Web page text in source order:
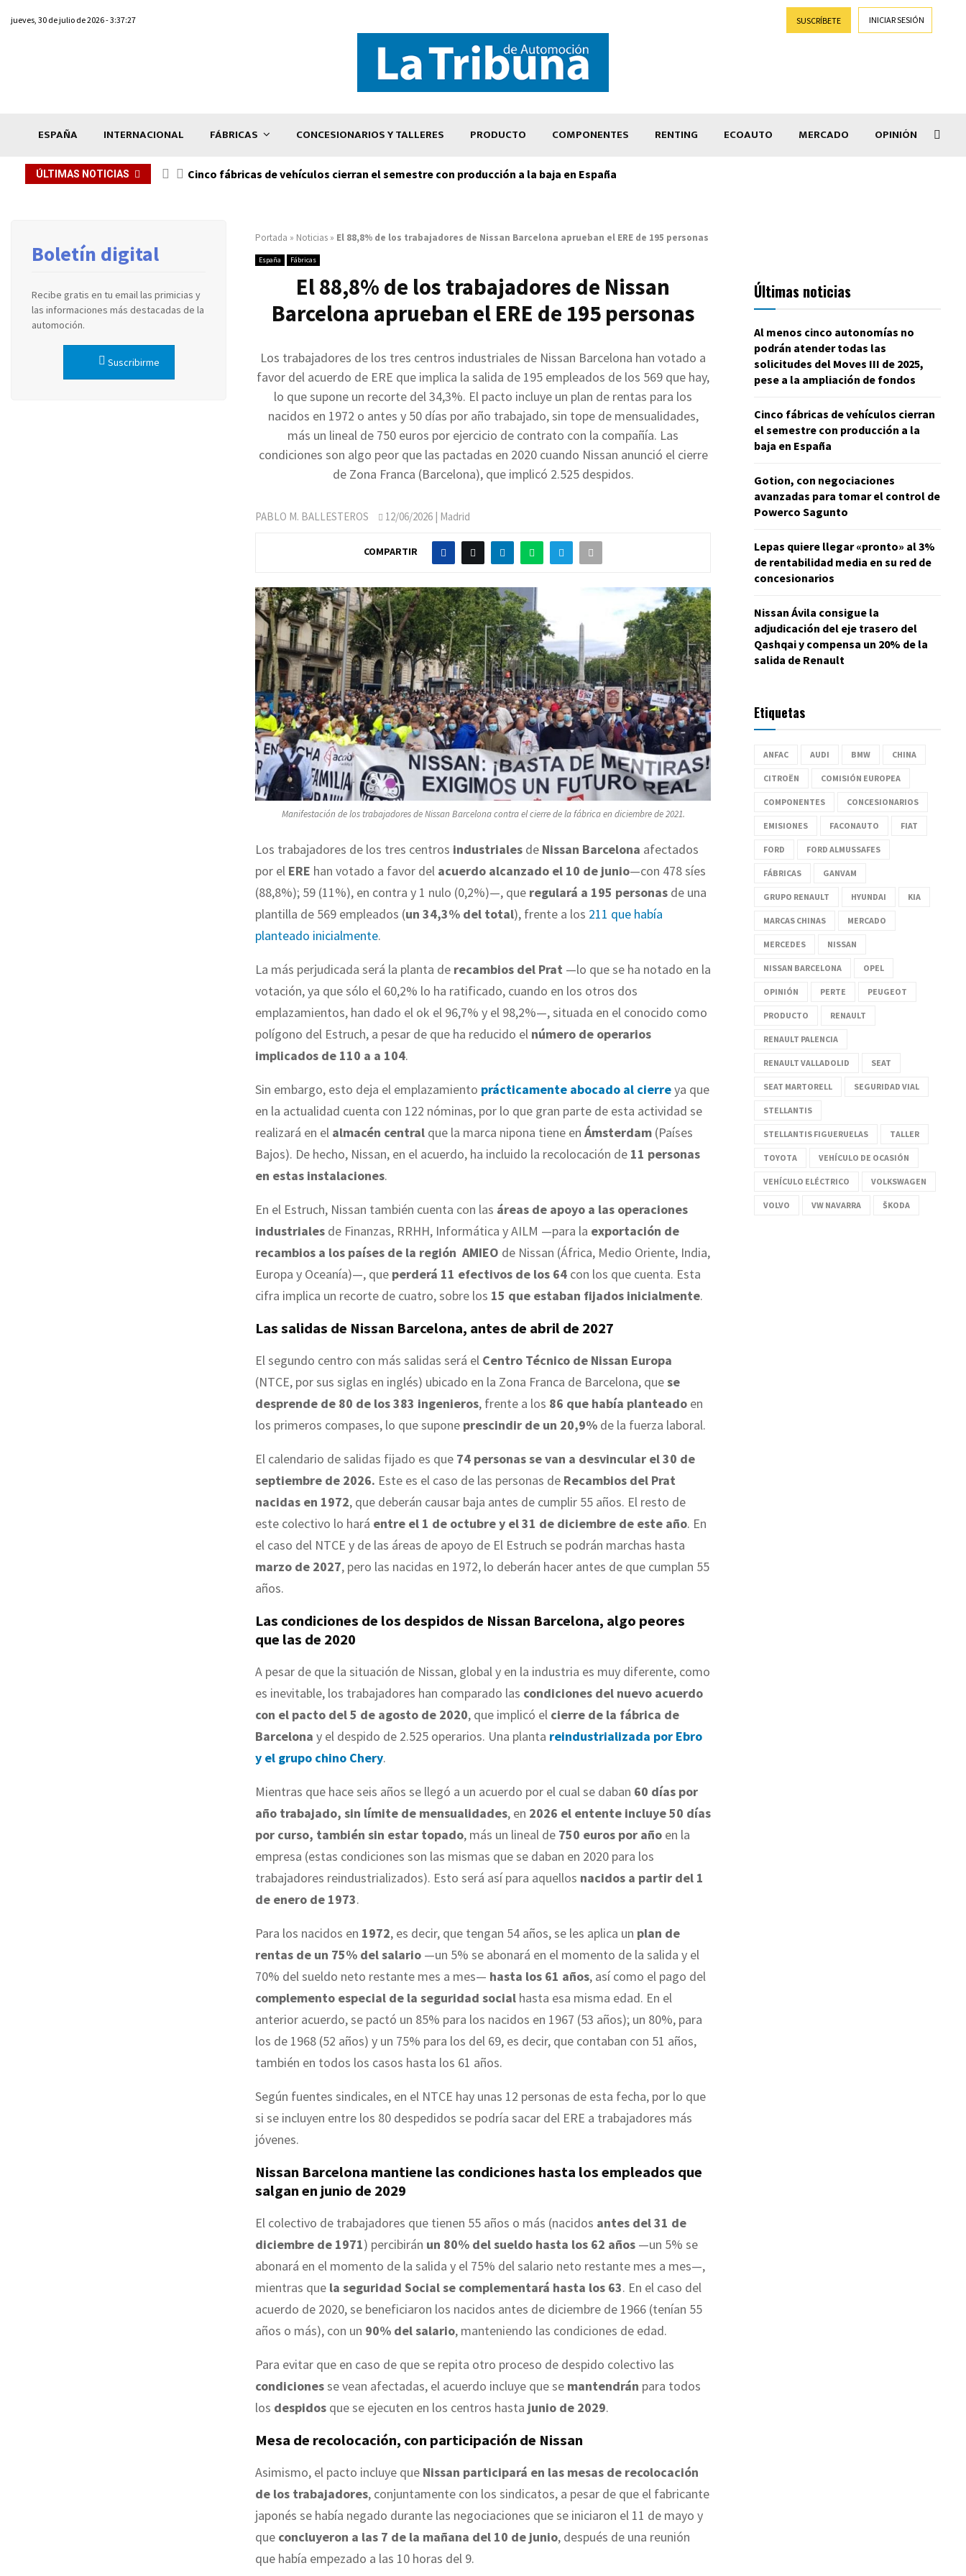
jueves, 30 de julio de 2026 - 3:37:27 SUSCRÍBETE INICIAR SESIÓN
ESPAÑA INTERNACIONAL FÁBRICAS CONCESIONARIOS Y TALLERES PRODUCTO COMPONENTES RENTING ECOAUTO MERCADO OPINIÓN
ÚLTIMAS NOTICIAS Cinco fábricas de vehículos cierran el semestre con producción a la baja en España
Portada » Noticias » El 88,8% de los trabajadores de Nissan Barcelona aprueban el ERE de 195 personas
España Fábricas
El 88,8% de los trabajadores de Nissan
Barcelona aprueban el ERE de 195 personas
Los trabajadores de los tres centros industriales de Nissan Barcelona han votado a
favor del acuerdo de ERE que implica la salida de 195 empleados de los 569 que hay,
lo que supone un recorte del 34,3%. El pacto incluye un plan de rentas para los
nacidos en 1972 o antes y 50 días por año trabajado, sin tope de mensualidades,
más un lineal de 750 euros por ejercicio de contrato con la compañía. Las
condiciones son algo peor que las pactadas en 2020 cuando Nissan anunció el cierre
de Zona Franca (Barcelona), que implicó 2.525 despidos.
PABLO M. BALLESTEROS 12/06/2026 | Madrid
COMPARTIR
Manifestación de los trabajadores de Nissan Barcelona contra el cierre de la fábrica en diciembre de 2021.
Los trabajadores de los tres centros industriales de Nissan Barcelona afectados
por el ERE han votado a favor del acuerdo alcanzado el 10 de junio—con 478 síes
(88,8%); 59 (11%), en contra y 1 nulo (0,2%)—, que regulará a 195 personas de una
plantilla de 569 empleados (un 34,3% del total), frente a los 211 que había
planteado inicialmente.
La más perjudicada será la planta de recambios del Prat —lo que se ha notado en la
votación, ya que sólo el 60,2% lo ha ratificado, cuando en los otros dos
emplazamientos, han dado el ok el 96,7% y el 98,2%—, situada en el conocido como
polígono del Estruch, a pesar de que ha reducido el número de operarios
implicados de 110 a a 104.
Sin embargo, esto deja el emplazamiento prácticamente abocado al cierreya que
en la actualidad cuenta con 122 nóminas, por lo que gran parte de esta actividad se
realizará en el almacén central que la marca nipona tiene en Ámsterdam (Países
Bajos). De hecho, Nissan, en el acuerdo, ha incluido la recolocación de 11 personas
en estas instalaciones.
En el Estruch, Nissan también cuenta con las áreas de apoyo a las operaciones
industriales de Finanzas, RRHH, Informática y AILM —para la exportación de
recambios a los países de la región AMIEO de Nissan (África, Medio Oriente, India,
Europa y Oceanía)—, que perderá 11 efectivos de los 64 con los que cuenta. Esta
cifra implica un recorte de cuatro, sobre los 15 que estaban fijados inicialmente.
Las salidas de Nissan Barcelona, antes de abril de 2027
El segundo centro con más salidas será el Centro Técnico de Nissan Europa
(NTCE, por sus siglas en inglés) ubicado en la Zona Franca de Barcelona, quese
desprende de 80 de los 383 ingenieros, frente a los 86 que había planteado en
los primeros compases, lo que supone prescindir de un 20,9% de la fuerza laboral.
El calendario de salidas fijado es que 74 personas se van a desvincular el 30 de
septiembre de 2026. Este es el caso de las personas de Recambios del Prat
nacidas en 1972, que deberán causar baja antes de cumplir 55 años. El resto de
este colectivo lo hará entre el 1 de octubre y el 31 de diciembre de este año. En
el caso del NTCE y de las áreas de apoyo de El Estruch se podrán marchas hasta
marzo de 2027, pero las nacidas en 1972, lo deberán hacer antes de que cumplan 55
años.
Las condiciones de los despidos de Nissan Barcelona, algo peores
que las de 2020
A pesar de que la situación de Nissan, global y en la industria es muy diferente, como
es inevitable, los trabajadores han comparado las condiciones del nuevo acuerdo
con el pacto del 5 de agosto de 2020, que implicó el cierre de la fábrica de
Barcelona y el despido de 2.525 operarios. Una planta reindustrializada por Ebro
y el grupo chino Chery.
Mientras que hace seis años se llegó a un acuerdo por el cual se daban 60 días por
año trabajado, sin límite de mensualidades, en 2026 el entente incluye 50 días
por curso, también sin estar topado, más un lineal de 750 euros por año en la
empresa (estas condiciones son las mismas que se daban en 2020 para los
trabajadores reindustrializados). Esto será así para aquellos nacidos a partir del 1
de enero de 1973.
Para los nacidos en 1972, es decir, que tengan 54 años, se les aplica un plan de
rentas de un 75% del salario —un 5% se abonará en el momento de la salida y el
70% del sueldo neto restante mes a mes— hasta los 61 años, así como el pago del
complemento especial de la seguridad social hasta esa misma edad. En el
anterior acuerdo, se pactó un 85% para los nacidos en 1967 (53 años); un 80%, para
los de 1968 (52 años) y un 75% para los del 69, es decir, que contaban con 51 años,
también en todos los casos hasta los 61 años.
Según fuentes sindicales, en el NTCE hay unas 12 personas de esta fecha, por lo que
si se incluyen entre los 80 despedidos se podría sacar del ERE a trabajadores más
jóvenes.
Nissan Barcelona mantiene las condiciones hasta los empleados que
salgan en junio de 2029
El colectivo de trabajadores que tienen 55 años o más (nacidos antes del 31 de
diciembre de 1971) percibirán un 80% del sueldo hasta los 62 años —un 5% se
abonará en el momento de la salida y el 75% del salario neto restante mes a mes—,
mientras que la seguridad Social se complementará hasta los 63. En el caso del
acuerdo de 2020, se beneficiaron los nacidos antes de diciembre de 1966 (tenían 55
años o más), con un 90% del salario, manteniendo las condiciones de edad.
Para evitar que en caso de que se repita otro proceso de despido colectivo las
condicionesse vean afectadas, el acuerdo incluye que se mantendrán para todos
los despidos que se ejecuten en los centros hasta junio de 2029.
Mesa de recolocación, con participación de Nissan
Asimismo, el pacto incluye que Nissan participará en las mesas de recolocación
de los trabajadores, conjuntamente con los sindicatos, a pesar de que el fabricante
japonés se había negado durante las negociaciones que se iniciaron el 11 de mayo y
que concluyeron a las 7 de la mañana del 10 de junio, después de una reunión
que había empezado a las 10 horas del 9.
Boletín digital
Recibe gratis en tu email las primicias y
las informaciones más destacadas de la
automoción.
Suscribirme
Últimas noticias
Al menos cinco autonomías no
podrán atender todas las
solicitudes del Moves III de 2025,
pese a la ampliación de fondos
Cinco fábricas de vehículos cierran
el semestre con producción a la
baja en España
Gotion, con negociaciones
avanzadas para tomar el control de
Powerco Sagunto
Lepas quiere llegar «pronto» al 3%
de rentabilidad media en su red de
concesionarios
Nissan Ávila consigue la
adjudicación del eje trasero del
Qashqai y compensa un 20% de la
salida de Renault
Etiquetas
ANFAC AUDI BMW CHINA
CITROËN COMISIÓN EUROPEA
COMPONENTES CONCESIONARIOS
EMISIONES FACONAUTO FIAT
FORD FORD ALMUSSAFES
FÁBRICAS GANVAM
GRUPO RENAULT HYUNDAI KIA
MARCAS CHINAS MERCADO
MERCEDES NISSAN
NISSAN BARCELONA OPEL
OPINIÓN PERTE PEUGEOT
PRODUCTO RENAULT
RENAULT PALENCIA
RENAULT VALLADOLID SEAT
SEAT MARTORELL SEGURIDAD VIAL
STELLANTIS
STELLANTIS FIGUERUELAS TALLER
TOYOTA VEHÍCULO DE OCASIÓN
VEHÍCULO ELÉCTRICO VOLKSWAGEN
VOLVO VW NAVARRA ŠKODA